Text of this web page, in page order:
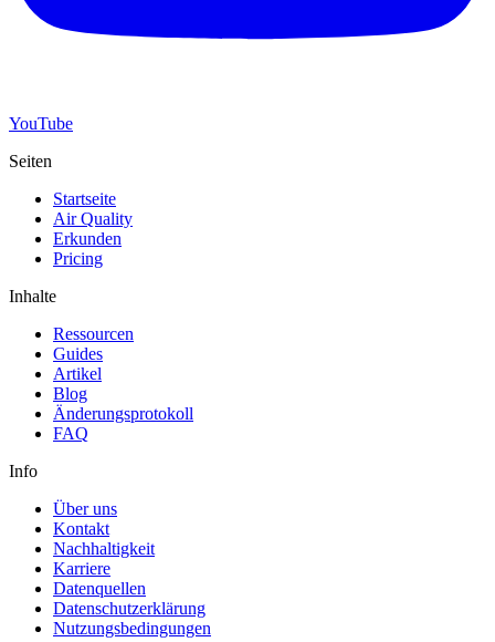
YouTube
Seiten
Startseite
Air Quality
Erkunden
Pricing
Inhalte
Ressourcen
Guides
Artikel
Blog
Änderungsprotokoll
FAQ
Info
Über uns
Kontakt
Nachhaltigkeit
Karriere
Datenquellen
Datenschutzerklärung
Nutzungsbedingungen